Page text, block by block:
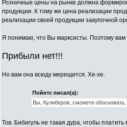
Розничные цены на рынке должна
продукции. К тому же цена реализации
реализации своей продукции закупочной
Я понимаю, что Вы марксисты. Поэтому вам
Прибыли нет!!!
Но вам она всюду мерещится. Хе-хе.
Пойнтс писал(а):
Вы, Кулиберов, сможете
Тов. Бибигуль не такая дура, чтобы